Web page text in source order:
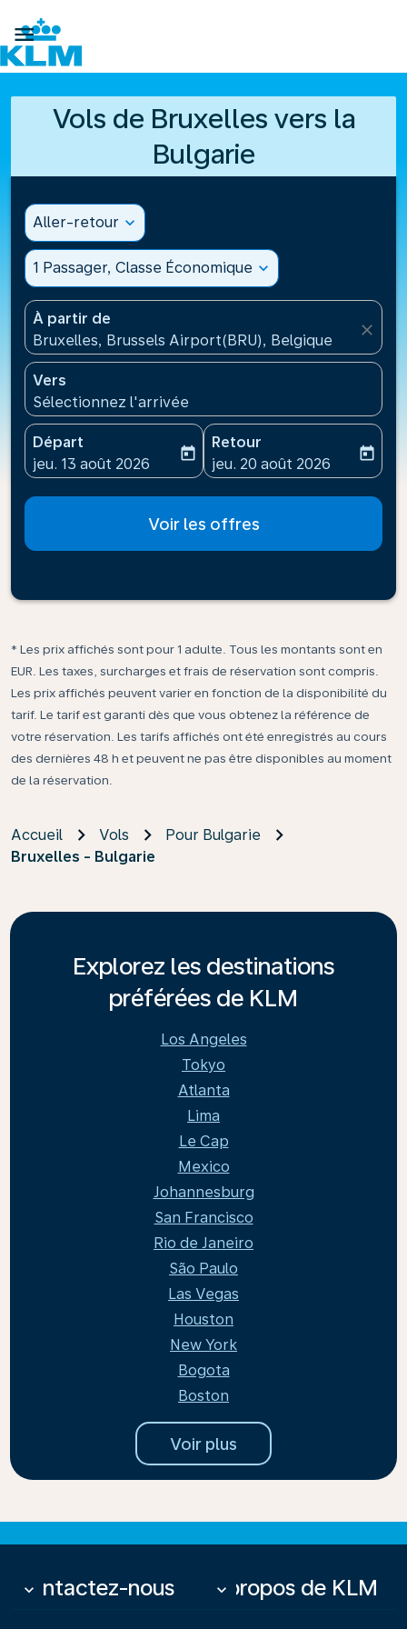

Vols de Bruxelles vers la
Bulgarie
Aller-retour expand_more
1 Passager, Classe Économique expand_more
À partir de
Bruxelles, Brussels Airport(BRU), Belgique
close
Vers
Sélectionnez l'arrivée
Départ
fc-booking-departure-date-aria-label
jeu. 13 août 2026
today
Retour
fc-booking-return-date-
jeu. 20 août 2026
today
Voir les offres
* Les prix affichés sont pour 1 adulte. Tous les montants sont en
EUR. Les taxes, surcharges et frais de réservation sont compris.
Les prix affichés peuvent varier en fonction de la disponibilité du
tarif. Le tarif est garanti dès que vous obtenez la référence de
votre réservation. Les tarifs affichés ont été enregistrés au cours
des dernières 48 h et peuvent ne pas être disponibles au moment
de la réservation.
Accueil Vols
Pour Bulgarie
Bruxelles - Bulgarie
Explorez les destinations
préférées de KLM
Los Angeles
Tokyo
Atlanta
Lima
Le Cap
Mexico
Johannesburg
San Francisco
Rio de Janeiro
São Paulo
Las Vegas
Houston
New York
Bogota
Boston
Voir plus
Contactez-nous
keyboard_arrow_down À propos de KLM
keyboard_arrow_down